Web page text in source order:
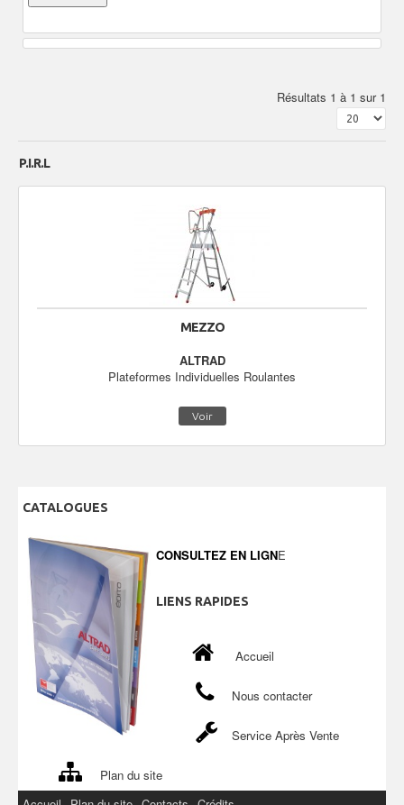
Résultats 1 à 1 sur 1
P.I.R.L
MEZZO
ALTRAD
Plateformes Individuelles Roulantes
Voir
CATALOGUES
CONSULTEZ EN LIGNE
LIENS RAPIDES
Accueil
Nous contacter
Service Après Vente
Plan du site